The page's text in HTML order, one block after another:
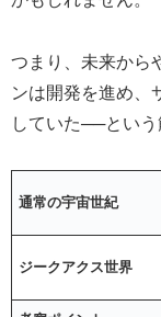
つまり、未来から
ンは開発を進め、
していた──という
通常の宇宙世紀
ジークアクス世界